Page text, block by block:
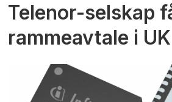
Telenor-selskap
rammeavtale i UK